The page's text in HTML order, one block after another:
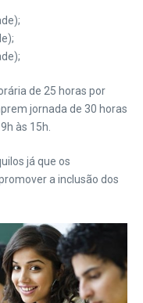
de 25 horas por
jornada de 30 horas
às 15h.
já que os
a inclusão dos